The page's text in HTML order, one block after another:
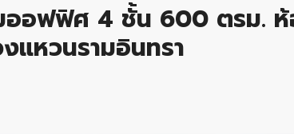
ออฟฟิศ 4 ชั้น 600 ตรม.
แหวนรามอินทรา